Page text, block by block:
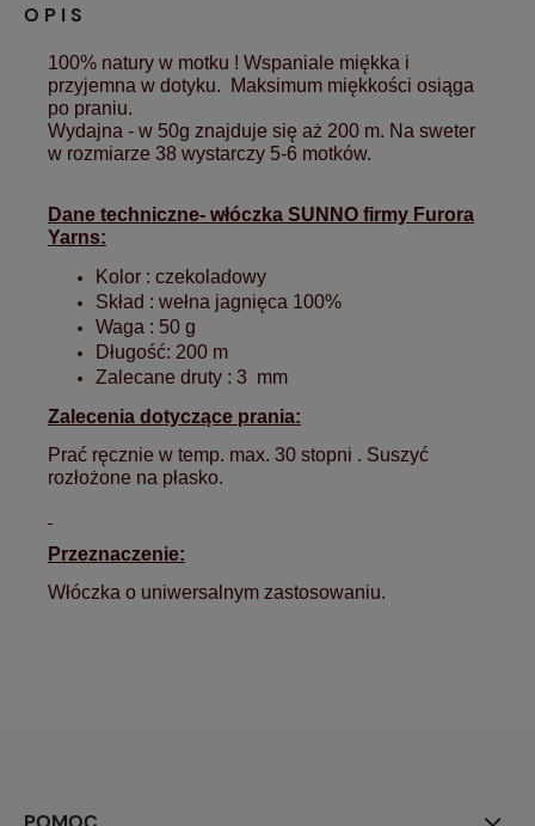
OPIS
100% natury w motku ! Wspaniale miękka i
przyjemna w dotyku.  Maksimum miękkości osiąga
po praniu.
Wydajna - w 50g znajduje się aż 200 m. Na sweter
w rozmiarze 38 wystarczy 5-6 motków.
Dane techniczne- włóczka SUNNO firmy Furora
Yarns:
Kolor : czekoladowy
Skład : wełna jagnięca 100%
Waga : 50 g
Długość: 200 m
Zalecane druty : 3 mm
Zalecenia dotyczące prania:
Prać ręcznie w temp. max. 30 stopni . Suszyć
rozłożone na płasko.
Przeznaczenie:
Włóczka o uniwersalnym zastosowaniu.